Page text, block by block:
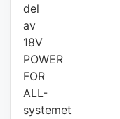
del
av
18V
POWER
FOR
ALL-
systemet